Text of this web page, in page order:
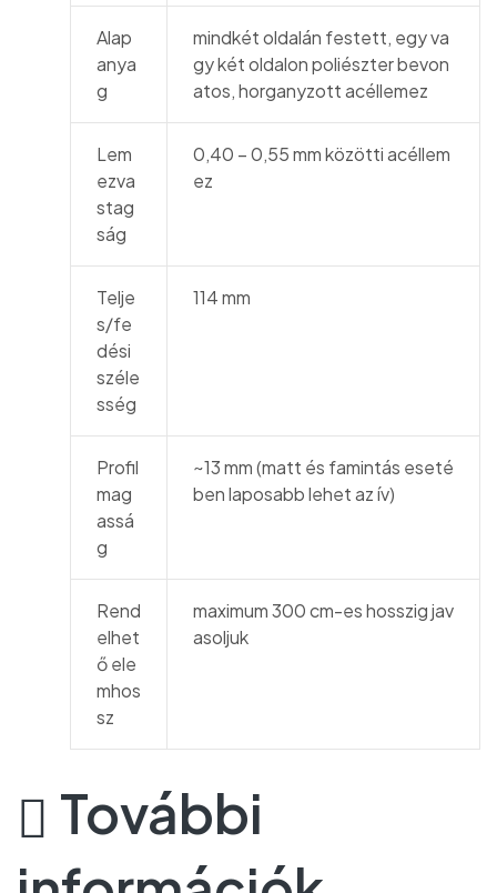
Alap
anya
g
mindkét oldalán festett, egy va
gy két oldalon poliészter bevon
atos, horganyzott acéllemez
Lem
ezva
stag
ság
0,40 – 0,55 mm közötti acéllem
ez
Telje
s/fe
dési
széle
sség
114 mm
Profil
mag
assá
g
~13 mm (matt és famintás eseté
ben laposabb lehet az ív)
Rend
elhet
ő ele
mhos
sz
maximum 300 cm-es hosszig jav
asoljuk
További